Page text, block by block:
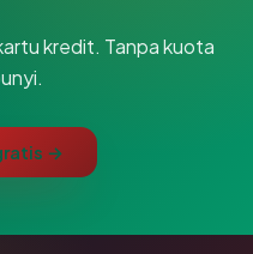
kredit. Tanpa kuota
→